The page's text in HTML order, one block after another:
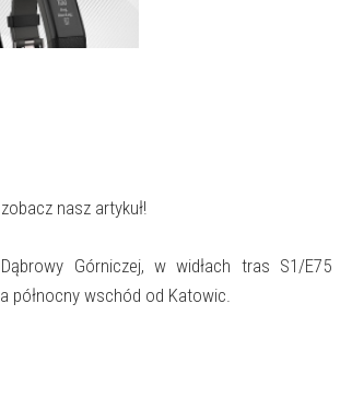
nasz artykuł!
Górniczej, w widłach tras S1/E75
północny wschód od Katowic.